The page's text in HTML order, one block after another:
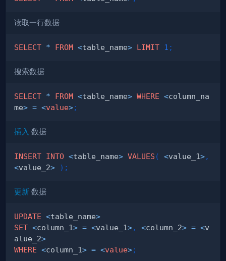
读取一行数据
SELECT * FROM <table_name> LIMIT 1 ;
搜索数据
SELECT * FROM <table_name> WHERE <column_na
me> = <value>;
插入 数据
INSERT INTO <table_name> VALUES ( <value_1>,
<value_2> ) ;
更新 数据
UPDATE <table_name>
SET <column_1> = <value_1>, <column_2> = <v
alue_2>
WHERE <column_1> = <value>;